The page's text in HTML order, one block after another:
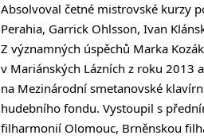
Absolvoval četné mistrovské kurzy
Perahia, Garrick Ohlsson, Ivan
Z významných úspěchů Marka
v Mariánských Lázních z roku 2013
na Mezinárodní smetanovské
hudebního fondu. Vystoupil s
filharmonií Olomouc, Brněnskou